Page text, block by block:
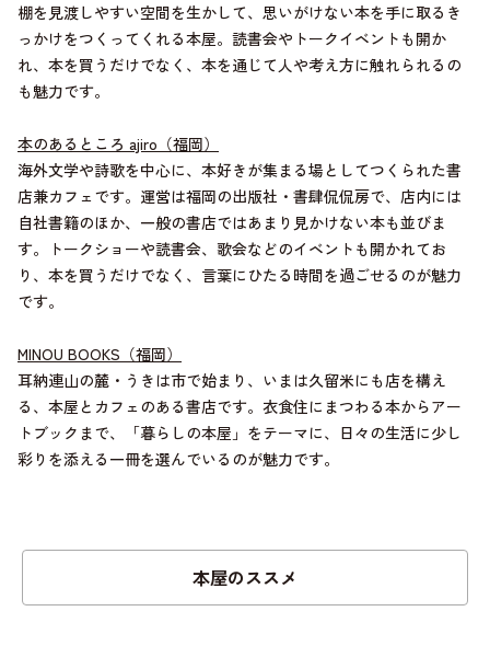
棚を見渡しやすい空間を生かして、思いがけない本を手に取るき
っかけをつくってくれる本屋。読書会やトークイベントも開か
れ、本を買うだけでなく、本を通じて人や考え方に触れられるの
も魅力です。
本のあるところ ajiro（福岡）
海外文学や詩歌を中心に、本好きが集まる場としてつくられた書
店兼カフェです。運営は福岡の出版社・書肆侃侃房で、店内には
自社書籍のほか、一般の書店ではあまり見かけない本も並びま
す。トークショーや読書会、歌会などのイベントも開かれてお
り、本を買うだけでなく、言葉にひたる時間を過ごせるのが魅力
です。
MINOU BOOKS（福岡）
耳納連山の麓・うきは市で始まり、いまは久留米にも店を構え
る、本屋とカフェのある書店です。衣食住にまつわる本からアー
トブックまで、「暮らしの本屋」をテーマに、日々の生活に少し
彩りを添える一冊を選んでいるのが魅力です。
本屋のススメ